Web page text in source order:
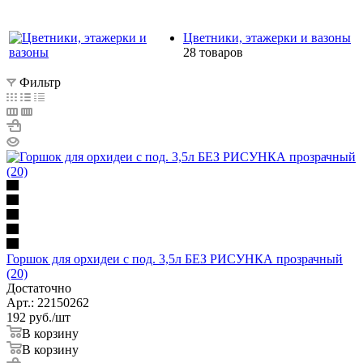
Цветники, этажерки и вазоны
28 товаров
Фильтр
Горшок для орхидеи с под. 3,5л БЕЗ РИСУНКА прозрачный
(20)
Достаточно
Арт.: 22150262
192 руб./шт
В корзину
В корзину